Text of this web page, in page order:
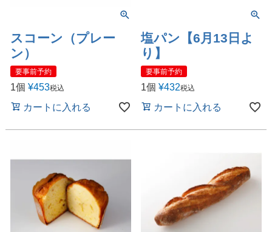
スコーン（プレー
ン）
要事前予約
1個 ¥453税込
カートに入れる
塩パン【6月13日よ
り】
要事前予約
1個 ¥432税込
カートに入れる